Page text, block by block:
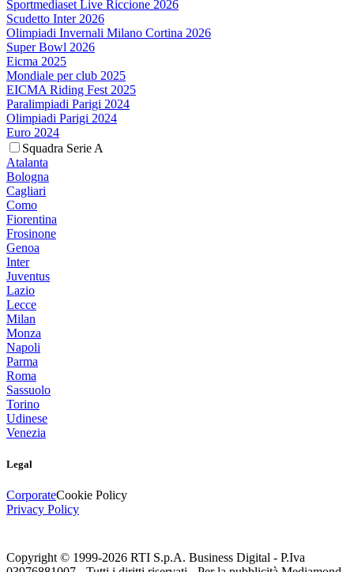
Sportmediaset Live Riccione 2026
Scudetto Inter 2026
Olimpiadi Invernali Milano Cortina 2026
Super Bowl 2026
Eicma 2025
Mondiale per club 2025
EICMA Riding Fest 2025
Paralimpiadi Parigi 2024
Olimpiadi Parigi 2024
Euro 2024
Squadra Serie A
Atalanta
Bologna
Cagliari
Como
Fiorentina
Frosinone
Genoa
Inter
Juventus
Lazio
Lecce
Milan
Monza
Napoli
Parma
Roma
Sassuolo
Torino
Udinese
Venezia
Legal
CorporateCookie Policy
Privacy Policy
Copyright © 1999-2026 RTI S.p.A. Business Digital - P.Iva